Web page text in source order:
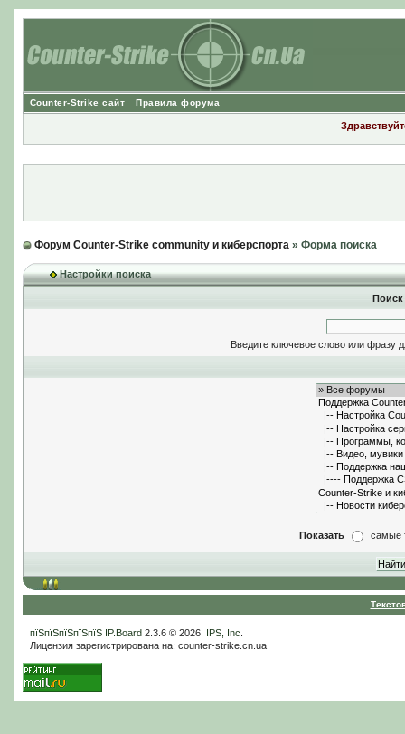
Counter-Strike сайт Правила форума
Форум Counter-Strike community и киберспорта» Форма поиска
Настройки поиска
Введите ключевое слово или фразу
Показать самые
пїЅпїЅпїЅпїЅпїЅ IP.Board2.3.6 © 2026 IPS, Inc
Лицензия зарегистрирована на: counter-strike.cn.ua